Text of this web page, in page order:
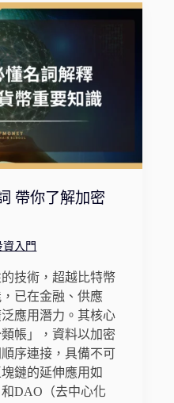
帶你了解加密
入門
技術，超越比特幣
已在金融、供應
應用潛力。其核心
帳」，資料以加密
序連接，具備不可
鏈的延伸應用如
DAO（去中心化